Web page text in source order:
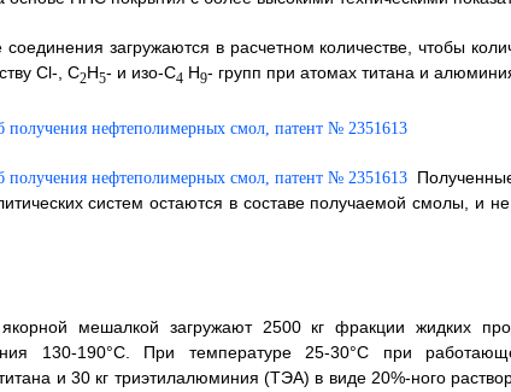
загружаются в расчетном количестве, чтобы
Cl-, С2Н5- и изо-С4 Н9- групп при атомах титана и
систем остаются в составе получаемой смолы, и
мешалкой загружают 2500 кг фракции жидких
130-190°С. При температуре 25-30°С при
и 30 кг триэтилалюминия (ТЭА) в виде 20%-ного